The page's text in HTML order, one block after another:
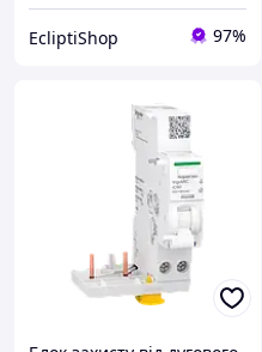
EcliptiShop 97%